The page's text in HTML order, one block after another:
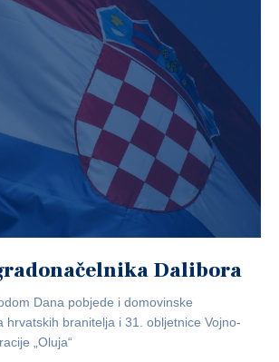
Dalibora
Dana pobjede i domovinske
hrvatskih branitelja i 31. obljetnice Vojno-
„Oluja“